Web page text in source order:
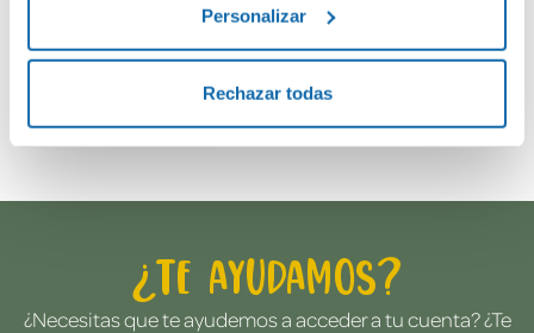
Personalizar
Rechazar todas
¿Te ayudamos?
¿Necesitas que te ayudemos a acceder a tu cuenta? ¿Te